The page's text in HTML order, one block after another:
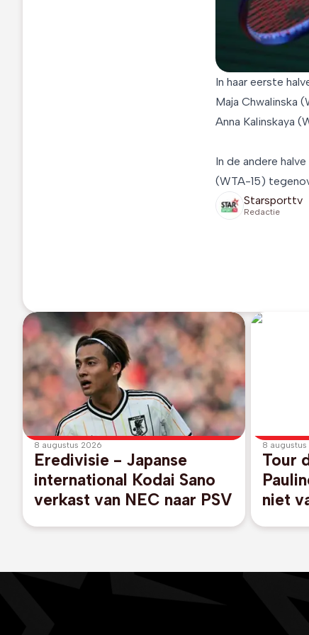
In haar eerste
Maja Chwalinska
Anna Kalinskaya
In de andere
(WTA-15)
Starsporttv
Redactie
8 augustus 2026
Eredivisie - Japanse
international Kodai Sano
verkast van NEC naar PSV
8 augustus
Tour
niet